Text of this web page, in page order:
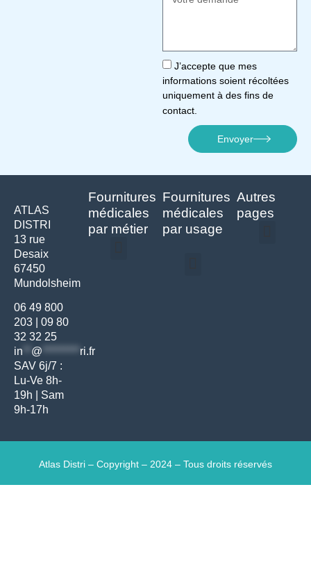
J’accepte que mes
informations soient récoltées
uniquement à des fins de
contact.
Envoyer
ATLAS
DISTRI
13 rue
Desaix
67450
Mundolsheim
06 49 800
203
09 80
32 32 25
in
@ ********* ri.fr
SAV 6j/7 :
Lu-Ve 8h-
19h | Sam
9h-17h
Fournitures
médicales
par métier
Fournitures
médicales
par usage
Autres
pages
Atlas Distri – Copyright – 2024 – Tous droits réservés